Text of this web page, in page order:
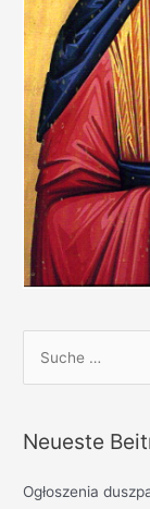
h
n
Neueste
Ogłoszenia